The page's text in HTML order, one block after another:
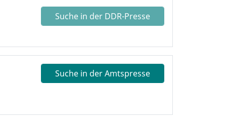
Suche in der DDR-Presse
Suche in der Amtspresse